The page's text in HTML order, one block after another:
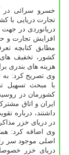
خسرو سرائی در
تجارت دریایی با
دریانوردی در جهت
افزایش تجارت و
مطابق کتابچه
کشور، تخفیف های
هزینه های بندری
وی تصریح کرد: به
با مبحث تسهیل
کشورمان در
ایران و اتاق
داشتند، درباره
در دریای خزر
وی اضافه کرد:
اصلی موجود سر
دریای خزر